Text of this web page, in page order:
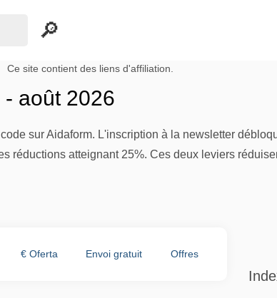
Ce site contient des liens d'affiliation.
août 2026
sur Aidaform. L'inscription à la newsletter
réductions atteignant 25%. Ces deux leviers
€ Oferta Envoi gratuit Offres